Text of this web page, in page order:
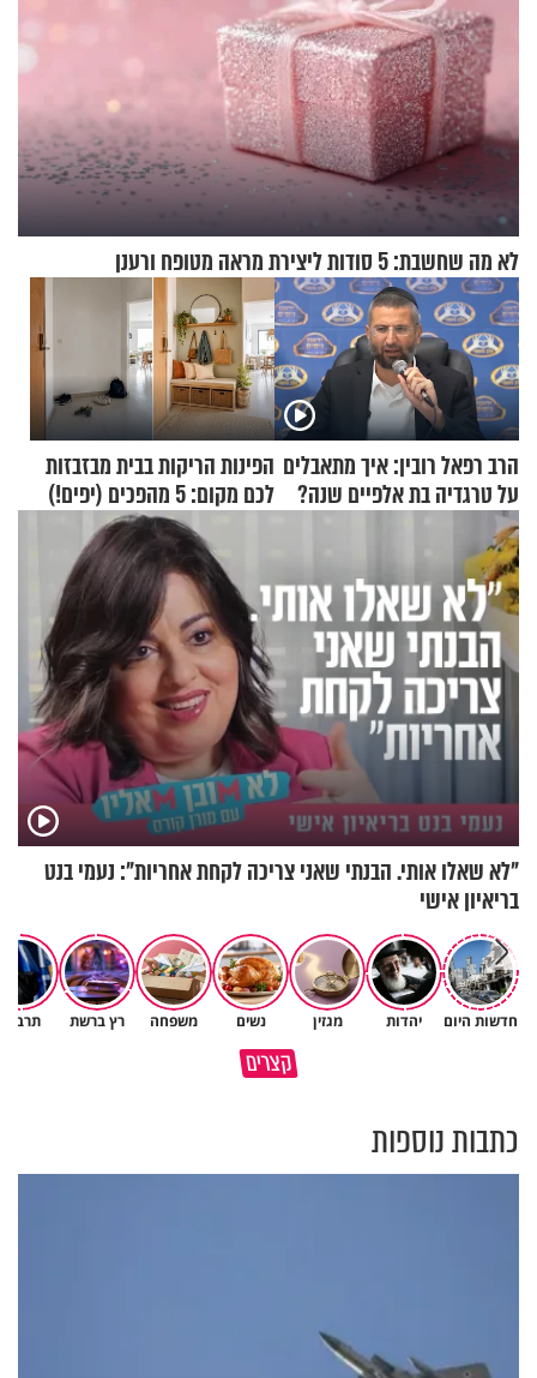
לא מה שחשבת: 5 סודות ליצירת מראה מטופח ורענן
הרב רפאל רובין: איך מתאבלים
על טרגדיה בת אלפיים שנה?
הפינות הריקות בבית מבזבזות
לכם מקום: 5 מהפכים (יפים!)
שאפשר לעשות כבר היום
"לא שאלו אותי. הבנתי שאני צריכה לקחת אחריות": נעמי בנט
בריאיון אישי
חדשות היום יהדות מגזין נשים משפחה רץ ברשת תרבות
קצרים
כך תשמרו על עצמכם ועל בני
כתבות נוספות